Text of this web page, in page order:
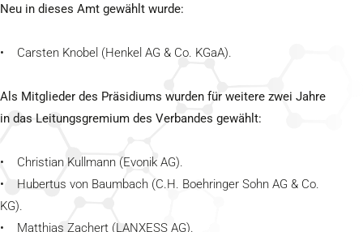
Neu in dieses Amt gewählt wurde:
• Carsten Knobel (Henkel AG & Co. KGaA).
Als Mitglieder des Präsidiums wurden für weitere zwei Jahre
in das Leitungsgremium des Verbandes gewählt:
• Christian Kullmann (Evonik AG).
• Hubertus von Baumbach (C.H. Boehringer Sohn AG & Co.
KG).
• Matthias Zachert (LANXESS AG).